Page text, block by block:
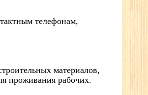
телефонам,
материалов,
проживания рабочих.